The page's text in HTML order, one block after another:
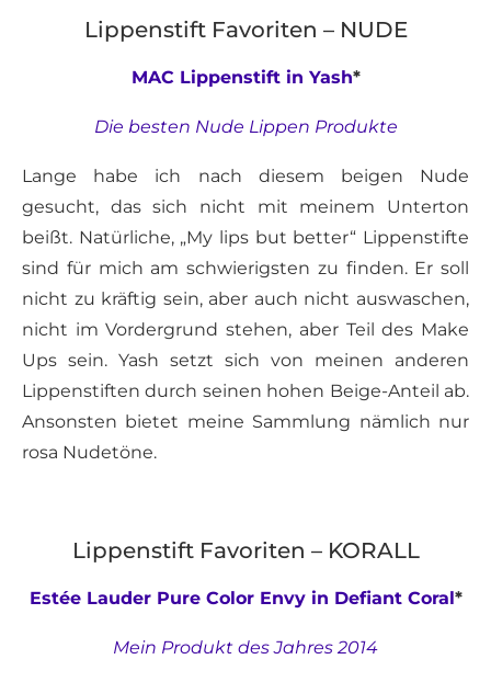
Lippenstift Favoriten – NUDE
MAC Lippenstift in Yash*
Die besten Nude Lippen Produkte
Lange habe ich nach diesem beigen Nude
gesucht, das sich nicht mit meinem Unterton
beißt. Natürliche, „My lips but better“ Lippenstifte
sind für mich am schwierigsten zu finden. Er soll
nicht zu kräftig sein, aber auch nicht auswaschen,
nicht im Vordergrund stehen, aber Teil des Make
Ups sein. Yash setzt sich von meinen anderen
Lippenstiften durch seinen hohen Beige-Anteil ab.
Ansonsten bietet meine Sammlung nämlich nur
rosa Nudetöne.
Lippenstift Favoriten – KORALL
Estée Lauder Pure Color Envy in Defiant Coral*
Mein Produkt des Jahres 2014